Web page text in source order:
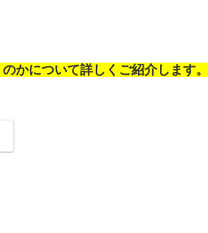
かについて詳しくご紹介します。